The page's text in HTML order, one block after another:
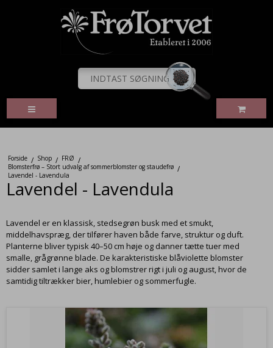
Forside / Shop / FRØ /
Blomsterfrø – Stort udvalg af sommerblomster og staudefrø /
Lavendel - Lavendula
Lavendel - Lavendula
Lavendel er en klassisk, stedsegrøn busk med et smukt,
middelhavspræg, der tilfører haven både farve, struktur og duft.
Planterne bliver typisk 40–50 cm høje og danner tætte tuer med
smalle, grågrønne blade. De karakteristiske blåviolette blomster
sidder samlet i lange aks og blomstrer rigt i juli og august, hvor de
samtidig tiltrækker bier, humlebier og sommerfugle.